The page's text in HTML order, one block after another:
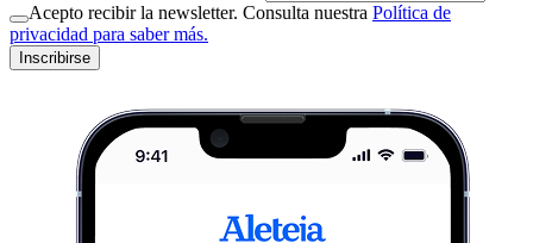
Acepto recibir la newsletter. Consulta nuestra Política de
privacidad para saber más.
Inscribirse